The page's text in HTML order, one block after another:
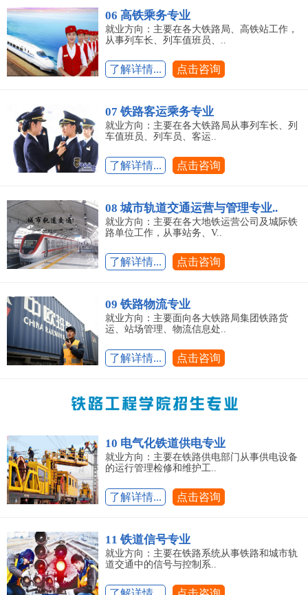
06 高铁乘务专业
就业方向：主要在各大铁路局、高铁站工作，
从事列车长、列车值班员、..
了解详情... 点击咨询
07 铁路客运乘务专业
就业方向：主要在各大铁路局从事列车长、列
车值班员、列车员、客运..
了解详情... 点击咨询
08 城市轨道交通运营与管理专业..
就业方向：主要在各大地铁运营公司及城际铁
路单位工作，从事站务、V..
了解详情... 点击咨询
09 铁路物流专业
就业方向：主要面向各大铁路局集团铁路货
运、站场管理、物流信息处..
了解详情... 点击咨询
10 电气化铁道供电专业
就业方向：主要在铁路供电部门从事供电设备
的运行管理检修和维护工..
了解详情... 点击咨询
11 铁道信号专业
就业方向：主要在铁路系统从事铁路和城市轨
道交通中的信号与控制系..